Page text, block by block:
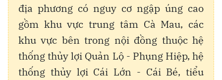
địa phương có nguy cơ ngập úng cao
gồm khu vực trung tâm Cà Mau, các
khu vực bên trong nội đồng thuộc hệ
thống thủy lợi Quản Lộ - Phụng Hiệp, hệ
thống thủy lợi Cái Lớn - Cái Bé, tiểu